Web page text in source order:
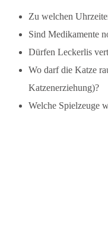
Zu welchen
Sind Medikamente
Dürfen Leckerlis
Wo darf die Katze
Katzenerziehung)?
Welche Spielzeuge